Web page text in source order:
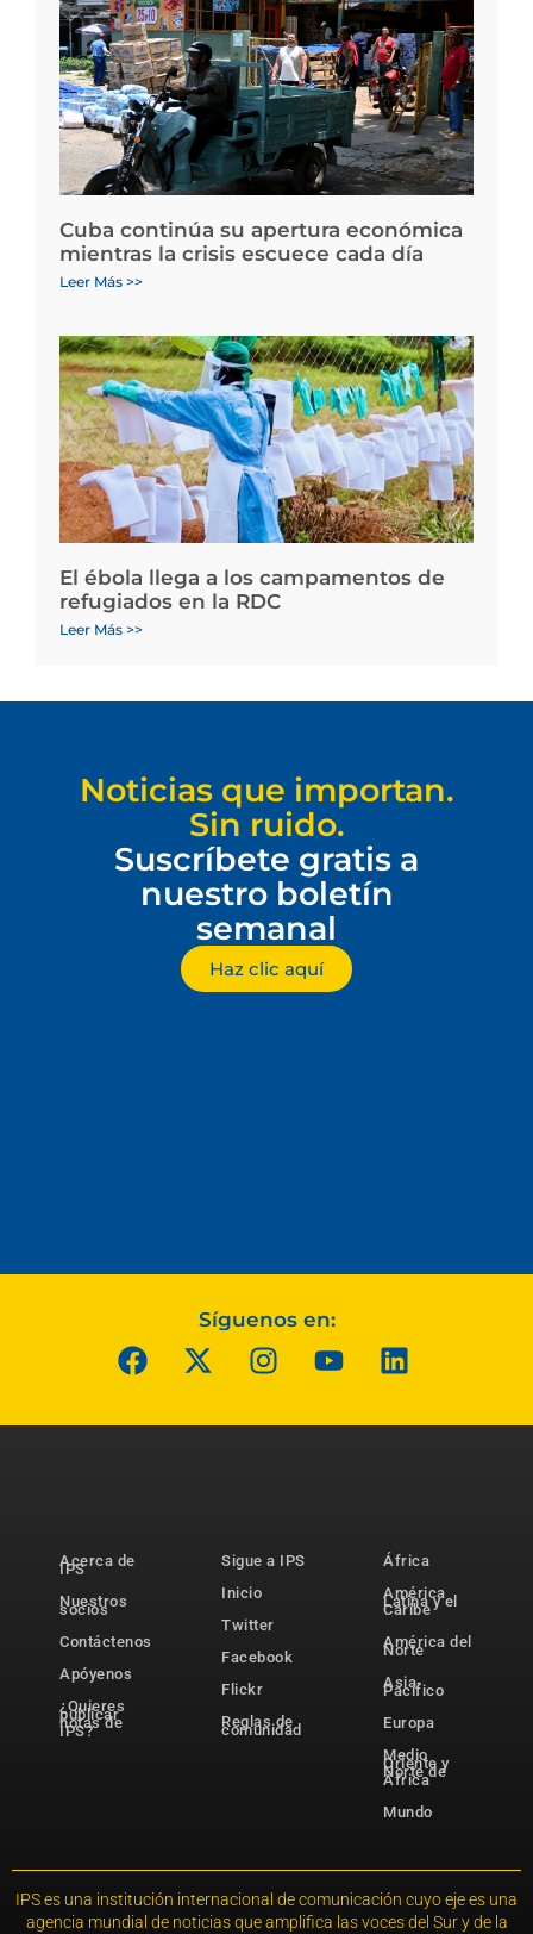
Cuba continúa su apertura económica
mientras la crisis escuece cada día
Leer Más >>
El ébola llega a los campamentos de
refugiados en la RDC
Leer Más >>
Noticias que importan.
Sin ruido.
Suscríbete gratis a
nuestro boletín
semanal
Haz clic aquí
Síguenos en:
Acerca de
IPS
Nuestros
socios
Contáctenos
Apóyenos
¿Quieres
publicar
notas de
IPS?
Sigue a IPS
Inicio
Twitter
Facebook
Flickr
Reglas de
comunidad
África
América
Latina y el
Caribe
América del
Norte
Asia-
Pacífico
Europa
Medio
Oriente y
Norte de
África
Mundo
IPS es una institución internacional de comunicación cuyo eje es una
agencia mundial de noticias que amplifica las voces del Sur y de la